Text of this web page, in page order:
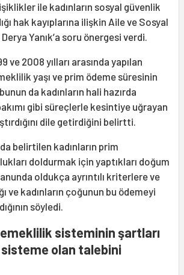
ile kadınların sosyal güvenlik
hak kayıplarına ilişkin Aile ve Sosyal
Yanık’a soru önergesi verdi.
ve 2008 yılları arasında yapılan
yaşı ve prim ödeme süresinin
da kadınların hali hazırda
gibi süreçlerle kesintiye uğrayan
dile getirdiğini belirtti.
belirtilen kadınların prim
doldurmak için yaptıkları doğum
oldukça ayrıntılı kriterlere ve
ve kadınların çoğunun bu ödemeyi
söyledi.
sisteminin şartları
sisteme olan talebini